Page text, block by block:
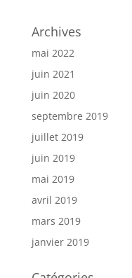
Archives
mai 2022
juin 2021
juin 2020
septembre 2019
juillet 2019
juin 2019
mai 2019
avril 2019
mars 2019
janvier 2019